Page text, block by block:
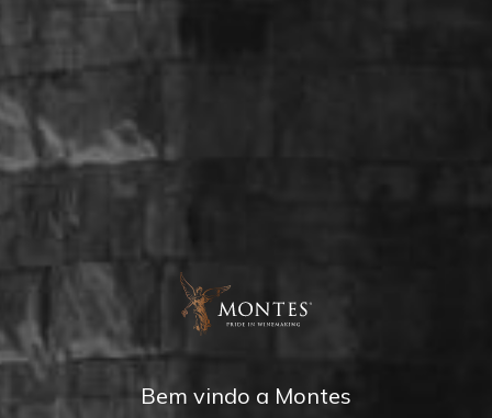
Bem vindo a Montes